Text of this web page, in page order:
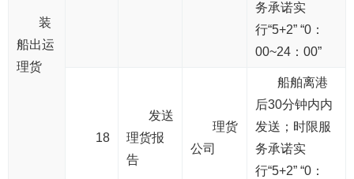
装
船出运
理货
务承诺实
行“5+2” “0：
00~24：00”
18
发送
理货报
告
理货
公司
船舶离港
后30分钟内内
发送；时限服
务承诺实
行“5+2” “0：